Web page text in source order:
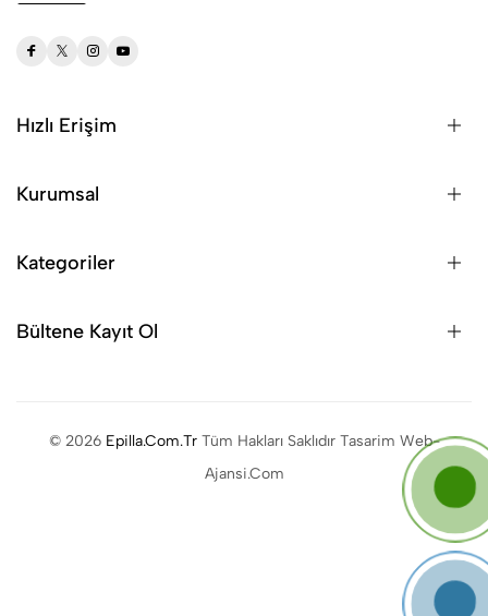
Hızlı Erişim
Kurumsal
Kategoriler
Bültene Kayıt Ol
© 2026 Epilla.Com.TrTüm Hakları Saklıdır Tasarim Web-
Ajansi.Com